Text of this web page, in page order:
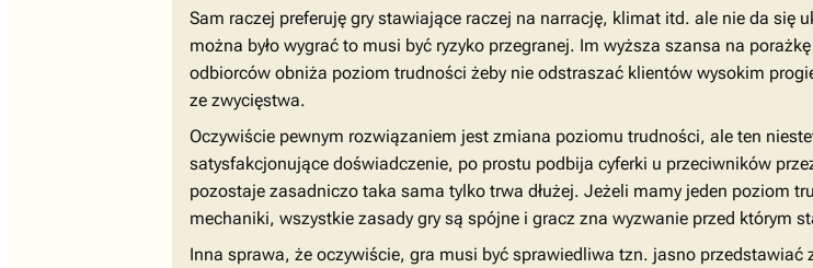
Sam raczej preferuję gry stawiające raczej na narrację, klimat itd. ale nie da się
można było wygrać to musi być ryzyko przegranej. Im wyższa szansa na
odbiorców obniża poziom trudności żeby nie odstraszać klientów wysokim
ze zwycięstwa.
Oczywiście pewnym rozwiązaniem jest zmiana poziomu trudności, ale ten
satysfakcjonujące doświadczenie, po prostu podbija cyferki u przeciwników
pozostaje zasadniczo taka sama tylko trwa dłużej. Jeżeli mamy jeden poziom
mechaniki, wszystkie zasady gry są spójne i gracz zna wyzwanie przed którym
Inna sprawa, że oczywiście, gra musi być sprawiedliwa tzn. jasno